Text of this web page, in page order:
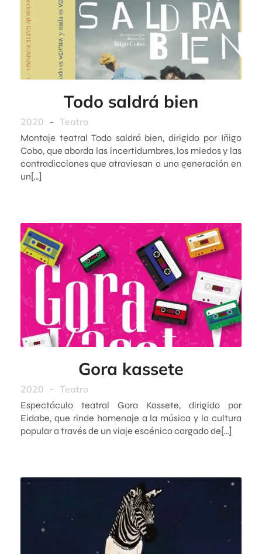
Todo saldrá bien
2020 - Teatro
Montaje teatral Todo saldrá bien, dirigido por Iñigo
Cobo, que aborda las incertidumbres, los miedos y las
contradicciones que atraviesan a una generación en
un[…]
Gora kassete
2020 - Teatro
Espectáculo teatral Gora Kassete, dirigido por
Eidabe, que rinde homenaje a la música y la cultura
popular a través de un viaje escénico cargado de[…]